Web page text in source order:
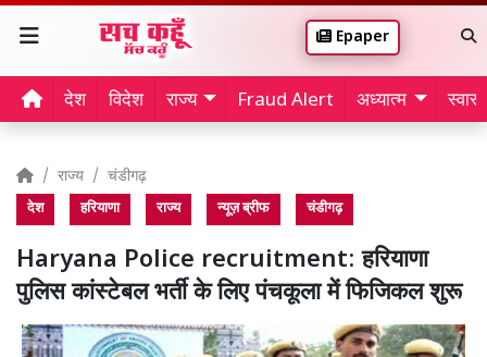
Epaper
देश विदेश राज्य Fraud Alert अध्यात्म
राज्य चंडीगढ़
देश हरियाणा राज्य न्यूज़ ब्रीफ चंडीगढ़
Haryana Police recruitment: हरियाणा
पुलिस कांस्टेबल भर्ती के लिए पंचकूला में फिजिकल शुरू